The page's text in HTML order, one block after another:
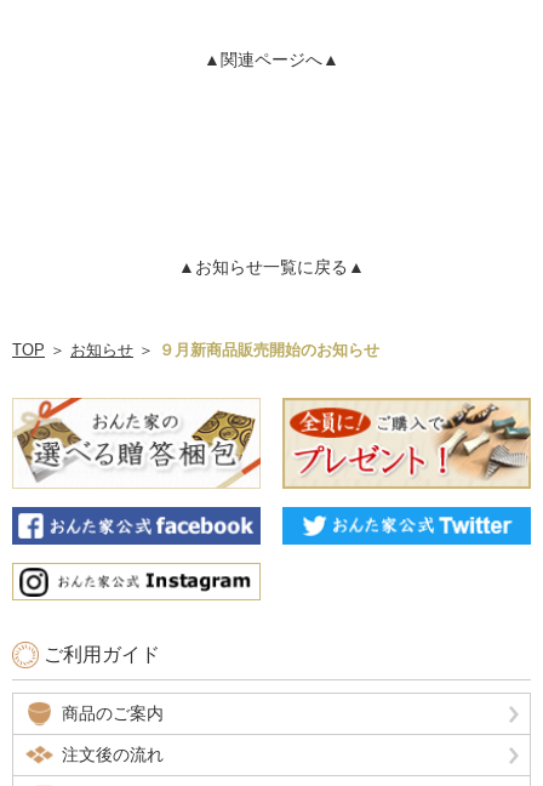
▲関連ページへ▲
▲お知らせ一覧に戻る▲
TOP ＞ お知らせ ＞ ９月新商品販売開始のお知らせ
ご利用ガイド
商品のご案内
注文後の流れ